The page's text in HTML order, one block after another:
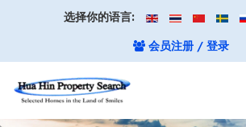
选择你的语言:
会员注册 / 登录